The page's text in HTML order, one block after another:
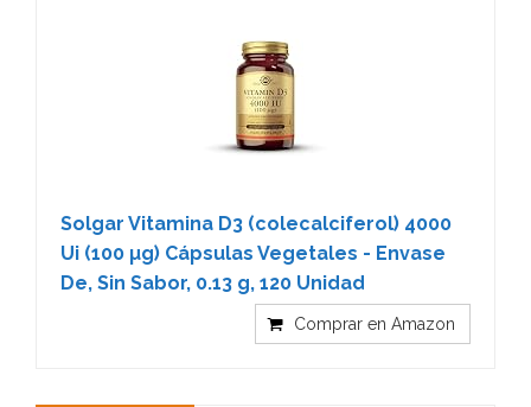
Solgar Vitamina D3 (colecalciferol) 4000
Ui (100 µg) Cápsulas Vegetales - Envase
De, Sin Sabor, 0.13 g, 120 Unidad
Comprar en Amazon